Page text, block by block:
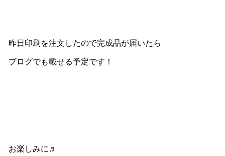
昨日印刷を注文したので完成品が届いたら
ブログでも載せる予定です！
お楽しみに♬